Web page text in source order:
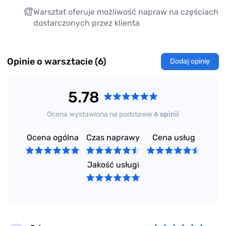
Naprawa szyb samochodowych
Usuwanie wgnieceń PDR
Spawanie plastików
Warsztat oferuje możliwość napraw na częściach
dostarczonych przez klienta
Opinie o warsztacie (6) Dodaj opinię
5.78
Ocena wystawiona na podstawie 6 opinii
Ocena ogólna Czas naprawy Cena usług
Jakość usługi